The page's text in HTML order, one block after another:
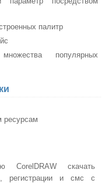
палитр
популярных
ресурсам
CorelDRAW скачать
регистрации и смс с